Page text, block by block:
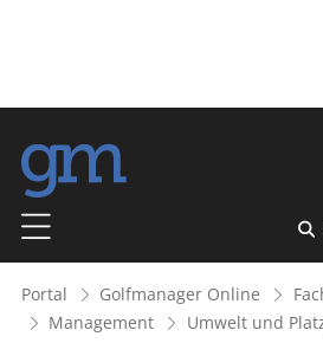

Portal Golfmanager Online
Management
Umwelt und